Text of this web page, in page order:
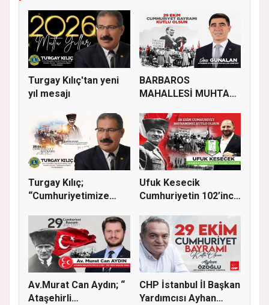
Turgay Kılıç'tan yeni
yıl mesajı
BARBAROS
MAHALLESİ MUHTARI
Turgay Kılıç;
“Cumhuriyetimize
Ufuk Kesecik
Cumhuriyetin 102’inci
Av.Murat Can Aydın; “
Ataşehirli
CHP İstanbul İl Başkan
Yardımcısı Ayhan